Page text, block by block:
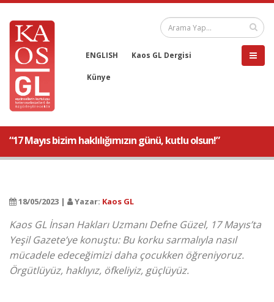
ENGLISH Kaos GL Dergisi
Künye
“17 Mayıs bizim haklılığımızın günü, kutlu olsun!”
18/05/2023 | Yazar: Kaos GL
Kaos GL İnsan Hakları Uzmanı Defne Güzel, 17 Mayıs’ta
Yeşil Gazete’ye konuştu: Bu korku sarmalıyla nasıl
mücadele edeceğimizi daha çocukken öğreniyoruz.
Örgütlüyüz, haklıyız, öfkeliyiz, güçlüyüz.